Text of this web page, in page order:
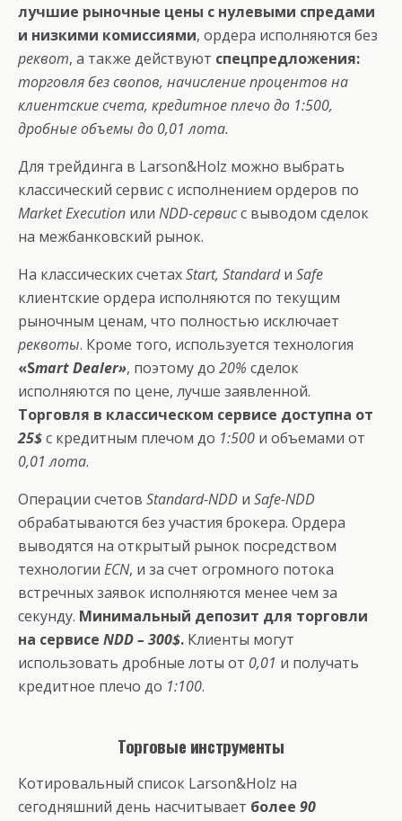
лучшие рыночные цены с нулевыми спредами
и низкими комиссиями, ордера исполняются без
реквот, а также действуют спецпредложения:
торговля без свопов, начисление процентов на
клиентские счета, кредитное плечо до 1:500,
дробные объемы до 0,01 лота.
Для трейдинга в Larson&Holz можно выбрать
классический сервис с исполнением ордеров по
Market Execution или NDD-сервисс выводом сделок
на межбанковский рынок.
На классических счетахStart, Standardи Safe
клиентские ордера исполняются по текущим
рыночным ценам, что полностью исключает
реквоты. Кроме того, используется технология
«Smart Dealer», поэтому до 20% сделок
исполняются по цене, лучше заявленной.
Торговля в классическом сервисе доступна от
25$с кредитным плечом до 1:500 и объемами от
0,01 лота.
Операции счетов Standard-NDD и Safe-NDD
обрабатываются без участия брокера. Ордера
выводятся на открытый рынок посредством
технологии ECN, и за счет огромного потока
встречных заявок исполняются менее чем за
секунду. Минимальный депозит для торговли
на сервисе NDD – 300$. Клиенты могут
использовать дробные лоты от 0,01 и получать
кредитное плечо до 1:100.
Торговые инструменты
Котировальный список Larson&Holz на
сегодняшний день насчитывает более 90